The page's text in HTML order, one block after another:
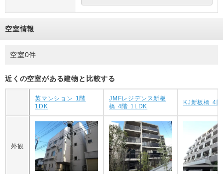
空室情報
空室0件
近くの空室がある建物と比較する
英マンション 1階
1DK
JMFレジデンス新板
橋 4階 1LDK
KJ新板橋 4
外観